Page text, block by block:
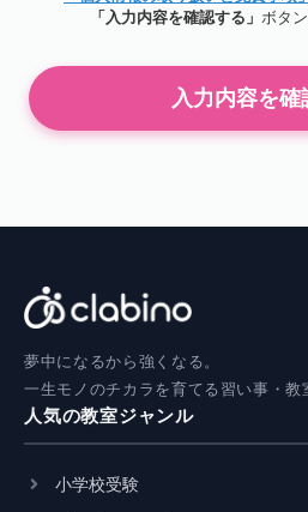
「入力内容を確認する」 ボタ
入力内容を確
夢中になるから強くなる。
一生モノのチカラを育てる習い事・教
人気の教室ジャンル
小学校受験